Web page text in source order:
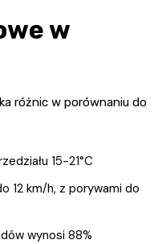
w
różnic w porównaniu do
15-21°C
12 km/h, z porywami do
wynosi 88%